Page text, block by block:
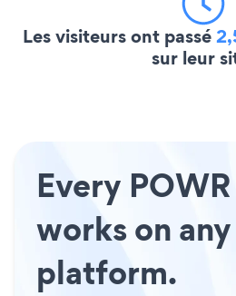
Les visiteurs ont passé
sur leur
Every
works on any
platform.